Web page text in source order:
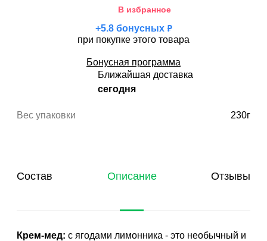
Вес упаковки 230г
В избранное
+5.8бонусных ₽
при покупке этого товара
Бонусная программа
Ближайшая доставка
сегодня
Состав Описание Отзывы
Крем-мед: с ягодами лимонника - это необычный и